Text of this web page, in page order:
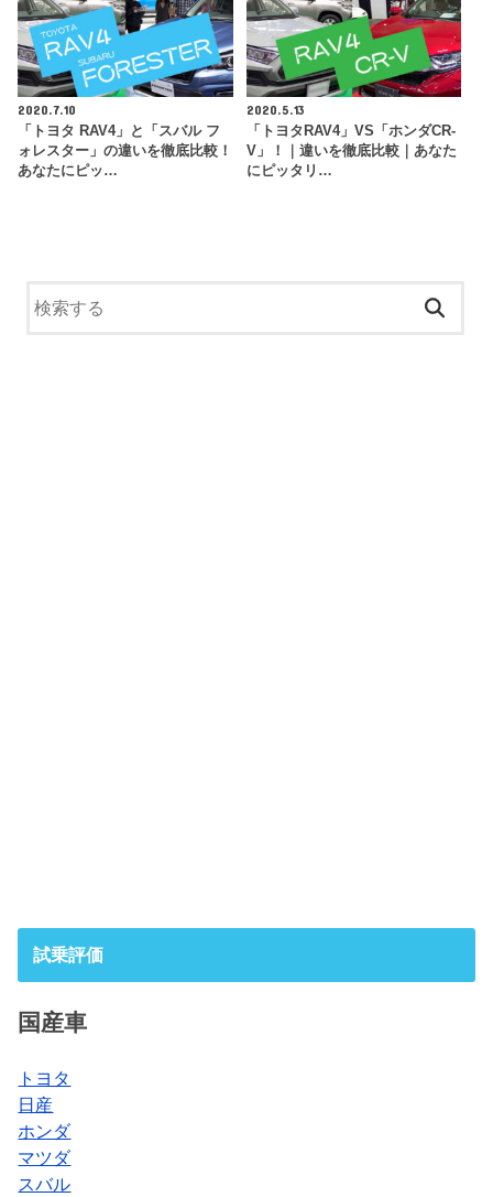
2020.7.10
「トヨタ RAV4」と「スバル フ
ォレスター」の違いを徹底比較！
あなたにピッ…
2020.5.13
「トヨタRAV4」VS「ホンダCR-
V」！｜違いを徹底比較｜あなた
にピッタリ…
試乗評価
国産車
トヨタ
日産
ホンダ
マツダ
スバル